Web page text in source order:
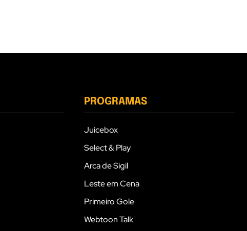
PROGRAMAS
Juicebox
Select & Play
Arca de Sigil
Leste em Cena
Primeiro Gole
Webtoon Talk